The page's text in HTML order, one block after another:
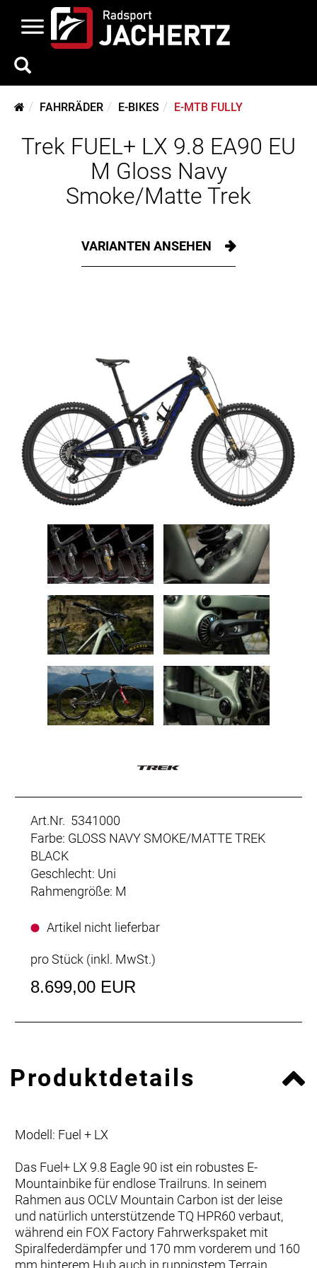
FAHRRÄDER E-BIKES E-MTB FULLY
Trek FUEL+ LX 9.8 EA90 EU
M Gloss Navy
Smoke/Matte Trek
VARIANTEN ANSEHEN
Art.Nr. 5341000
Farbe: GLOSS NAVY SMOKE/MATTE TREK
BLACK
Geschlecht: Uni
Rahmengröße: M
Artikel nicht lieferbar
pro Stück (inkl. MwSt.)
8.699,00 EUR
Produktdetails
Modell: Fuel + LX
Das Fuel+ LX 9.8 Eagle 90 ist ein robustes E-
Mountainbike für endlose Trailruns. In seinem
Rahmen aus OCLV Mountain Carbon ist der leise
und natürlich unterstützende TQ HPR60 verbaut,
während ein FOX Factory Fahrwerkspaket mit
Spiralfederdämpfer und 170 mm vorderem und 160
mm hinterem Hub auch in ruppigstem Terrain